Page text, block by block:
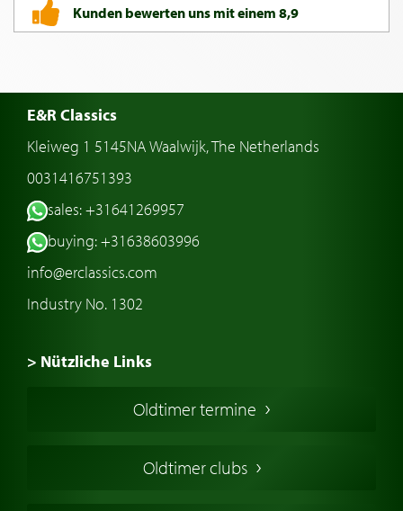
Kunden bewerten uns mit einem 8,9
E&R Classics
Kleiweg 1 5145NA Waalwijk, The Netherlands
0031416751393
sales: +31641269957
buying: +31638603996
info@erclassics.com
Industry No. 1302
> Nützliche Links
Oldtimers in Europa
Englische Oldtimer
Oldtimer termine
Oldtimer clubs